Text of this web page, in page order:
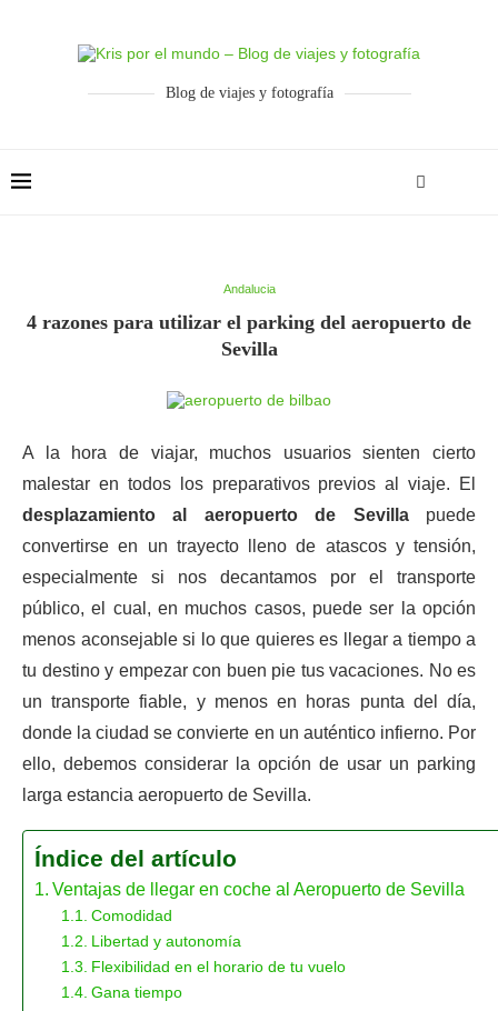
Blog de viajes y fotografía
Andalucia
4 razones para utilizar el parking del aeropuerto de
Sevilla
A la hora de viajar, muchos usuarios sienten cierto
malestar en todos los preparativos previos al viaje. El
desplazamiento al aeropuerto de Sevillapuede
convertirse en un trayecto lleno de atascos y tensión,
especialmente si nos decantamos por el transporte
público, el cual, en muchos casos, puede ser la opción
menos aconsejable si lo que quieres es llegar a tiempo a
tu destino y empezar con buen pie tus vacaciones. No es
un transporte fiable, y menos en horas punta del día,
donde la ciudad se convierte en un auténtico infierno. Por
ello, debemos considerar la opción de usar un parking
larga estancia aeropuerto de Sevilla.
Índice del artículo
Ventajas de llegar en coche al Aeropuerto de Sevilla
Comodidad
Libertad y autonomía
Flexibilidad en el horario de tu vuelo
Gana tiempo